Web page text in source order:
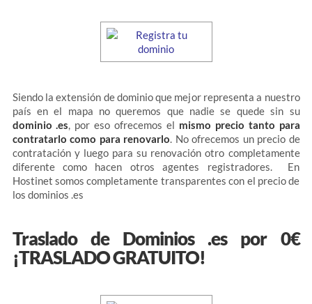
Siendo la extensión de dominio que mejor representa a nuestro
país en el mapa no queremos que nadie se quede sin su
dominio .es , por eso ofrecemos el mismo precio tanto para
contratarlo como para renovarlo . No ofrecemos un precio de
contratación y luego para su renovación otro completamente
diferente como hacen otros agentes registradores. En
Hostinet somos completamente transparentes con el precio de
los dominios .es
Traslado de Dominios .es por 0€
¡TRASLADO GRATUITO!